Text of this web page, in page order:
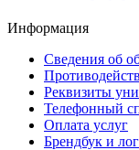
Информация
Сведения об
Реквизиты
Телефонный
Оплата услуг
Брендбук и